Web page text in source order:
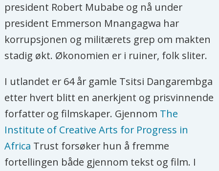
president Robert Mubabe og nå under
president Emmerson Mnangagwa har
korrupsjonen og militærets grep om makten
stadig økt. Økonomien er i ruiner, folk sliter.
I utlandet er 64 år gamle Tsitsi Dangarembga
etter hvert blitt en anerkjent og prisvinnende
forfatter og filmskaper. Gjennom The
Institute of Creative Arts for Progress in
Africa Trust forsøker hun å fremme
fortellingen både gjennom tekst og film. I